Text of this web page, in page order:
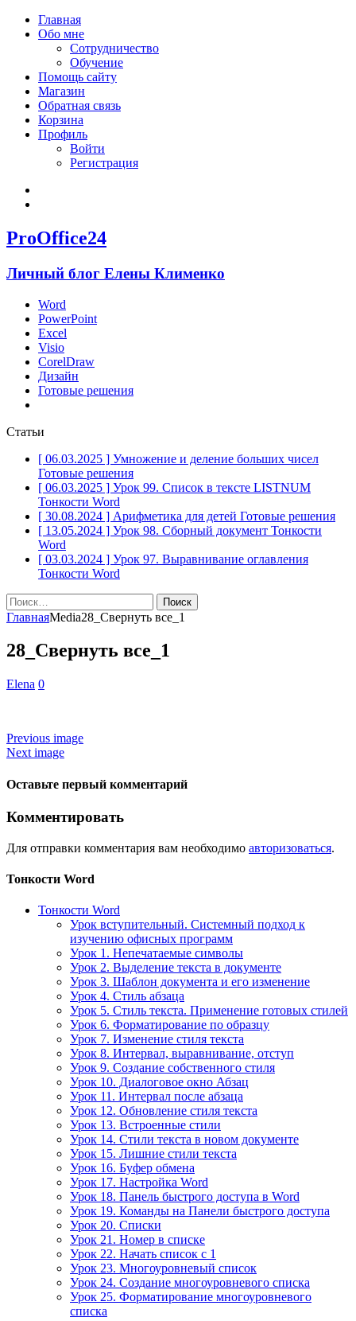
Главная
Обо мне
Сотрудничество
Обучение
Помощь сайту
Магазин
Обратная связь
Корзина
Профиль
Войти
Регистрация
ProOffice24
Личный блог Елены Клименко
Word
PowerPoint
Excel
Visio
CorelDraw
Дизайн
Готовые решения
Статьи
[ 06.03.2025 ] Умножение и деление больших чисел
Готовые решения
[ 06.03.2025 ] Урок 99. Список в тексте LISTNUM
Тонкости Word
[ 30.08.2024 ] Арифметика для детей Готовые решения
[ 13.05.2024 ] Урок 98. Сборный документ Тонкости
Word
[ 03.03.2024 ] Урок 97. Выравнивание оглавления
Тонкости Word
Найти:
ГлавнаяMedia28_Свернуть все_1
28_Свернуть все_1
Elena 0
Previous image
Next image
Оставьте первый комментарий
Комментировать
Для отправки комментария вам необходимо авторизоваться.
Тонкости Word
Тонкости Word
Урок вступительный. Системный подход к
изучению офисных программ
Урок 1. Непечатаемые символы
Урок 2. Выделение текста в документе
Урок 3. Шаблон документа и его изменение
Урок 4. Стиль абзаца
Урок 5. Стиль текста. Применение готовых стилей
Урок 6. Форматирование по образцу
Урок 7. Изменение стиля текста
Урок 8. Интервал, выравнивание, отступ
Урок 9. Создание собственного стиля
Урок 10. Диалоговое окно Абзац
Урок 11. Интервал после абзаца
Урок 12. Обновление стиля текста
Урок 13. Встроенные стили
Урок 14. Стили текста в новом документе
Урок 15. Лишние стили текста
Урок 16. Буфер обмена
Урок 17. Настройка Word
Урок 18. Панель быстрого доступа в Word
Урок 19. Команды на Панели быстрого доступа
Урок 20. Списки
Урок 21. Номер в списке
Урок 22. Начать список с 1
Урок 23. Многоуровневый список
Урок 24. Создание многоуровневого списка
Урок 25. Форматирование многоуровневого
списка